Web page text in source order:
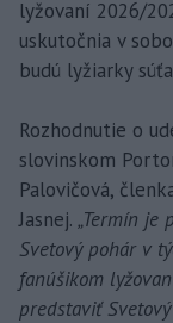
lyžovaní 2026/
uskutočnia v
budú lyžiarky
Rozhodnutie o
slovinskom
Palovičová,
Jasnej. „Termín je
Svetový pohár v
fanúšikom
predstaviť